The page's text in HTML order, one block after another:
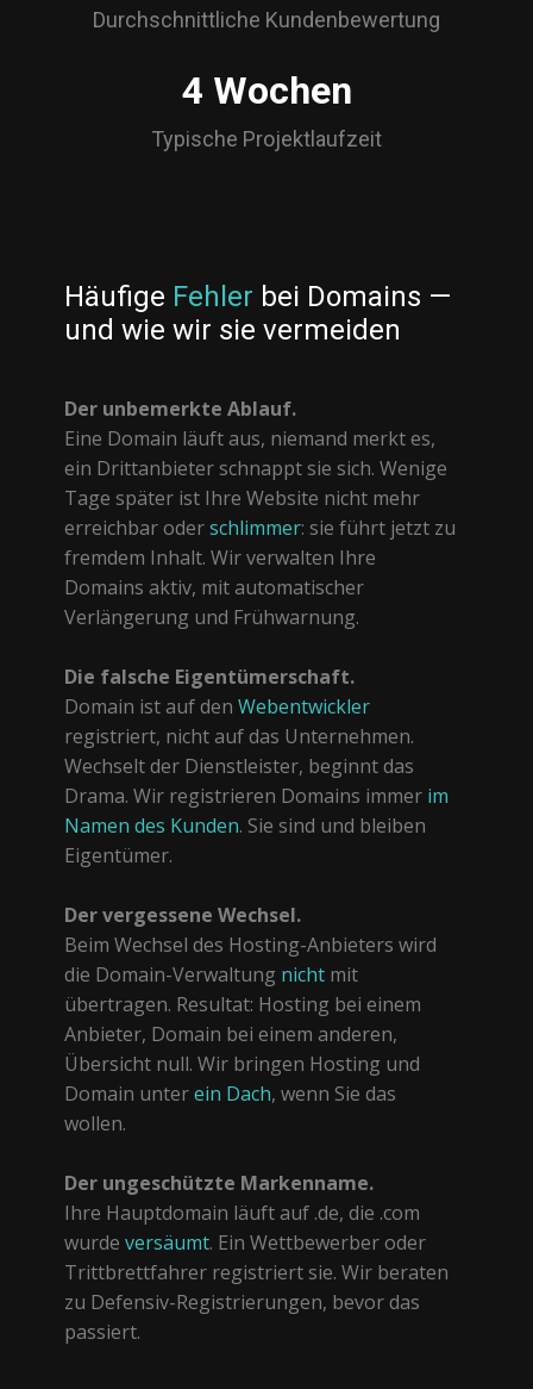
Durchschnittliche Kundenbewertung
4 Wochen
Typische Projektlaufzeit
Häufige Fehler bei Domains —
und wie wir sie vermeiden
Der unbemerkte Ablauf.
Eine Domain läuft aus, niemand merkt es,
ein Drittanbieter schnappt sie sich. Wenige
Tage später ist Ihre Website nicht mehr
erreichbar oderschlimmer: sie führt jetzt zu
fremdem Inhalt. Wir verwalten Ihre
Domains aktiv, mit automatischer
Verlängerung und Frühwarnung.
Die falsche Eigentümerschaft.
Domain ist auf den Webentwickler
registriert, nicht auf das Unternehmen.
Wechselt der Dienstleister, beginnt das
Drama. Wir registrieren Domains immer im
Namen des Kunden. Sie sind und bleiben
Eigentümer.
Der vergessene Wechsel.
Beim Wechsel des Hosting-Anbieters wird
die Domain-Verwaltung nicht mit
übertragen. Resultat: Hosting bei einem
Anbieter, Domain bei einem anderen,
Übersicht null. Wir bringen Hosting und
Domain unterein Dach, wenn Sie das
wollen.
Der ungeschützte Markenname.
Ihre Hauptdomain läuft auf .de, die .com
wurde versäumt. Ein Wettbewerber oder
Trittbrettfahrer registriert sie. Wir beraten
zu Defensiv-Registrierungen, bevor das
passiert.